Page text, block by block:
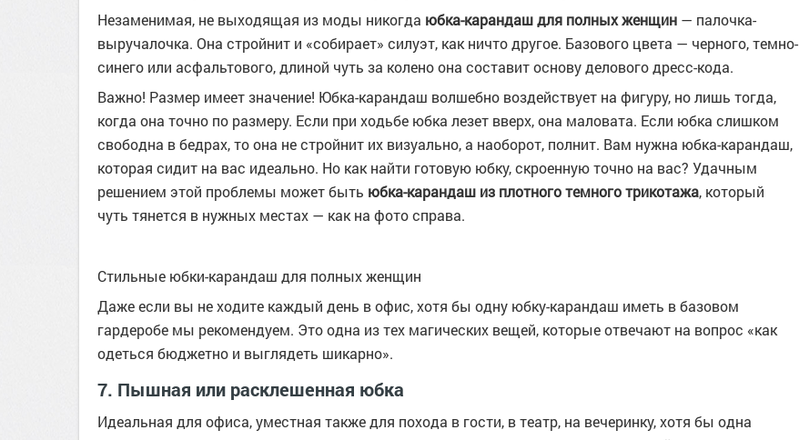
Незаменимая, не выходящая из моды никогда юбка-карандаш для полных женщин — палочка-
выручалочка. Она стройнит и «собирает» силуэт, как ничто другое. Базового цвета — черного, темно-
синего или асфальтового, длиной чуть за колено она составит основу делового дресс-кода.
Важно! Размер имеет значение! Юбка-карандаш волшебно воздействует на фигуру, но лишь тогда,
когда она точно по размеру. Если при ходьбе юбка лезет вверх, она маловата. Если юбка слишком
свободна в бедрах, то она не стройнит их визуально, а наоборот, полнит. Вам нужна юбка-карандаш,
которая сидит на вас идеально. Но как найти готовую юбку, скроенную точно на вас? Удачным
решением этой проблемы может быть юбка-карандаш из плотного темного трикотажа, который
чуть тянется в нужных местах — как на фото справа.
Стильные юбки-карандаш для полных женщин
Даже если вы не ходите каждый день в офис, хотя бы одну юбку-карандаш иметь в базовом
гардеробе мы рекомендуем. Это одна из тех магических вещей, которые отвечают на вопрос «как
одеться бюджетно и выглядеть шикарно».
7. Пышная или расклешенная юбка
Идеальная для офиса, уместная также для похода в гости, в театр, на вечеринку, хотя бы одна